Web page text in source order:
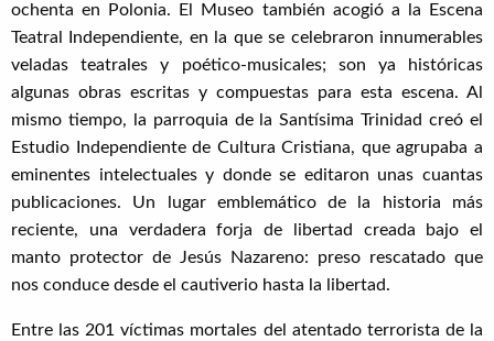
ochenta en Polonia. El Museo también acogió a la Escena
Teatral Independiente, en la que se celebraron innumerables
veladas teatrales y poético-musicales; son ya históricas
algunas obras escritas y compuestas para esta escena. Al
mismo tiempo, la parroquia de la Santísima Trinidad creó el
Estudio Independiente de Cultura Cristiana, que agrupaba a
eminentes intelectuales y donde se editaron unas cuantas
publicaciones. Un lugar emblemático de la historia más
reciente, una verdadera forja de libertad creada bajo el
manto protector de Jesús Nazareno: preso rescatado que
nos conduce desde el cautiverio hasta la libertad.
Entre las 201 víctimas mortales del atentado terrorista de la